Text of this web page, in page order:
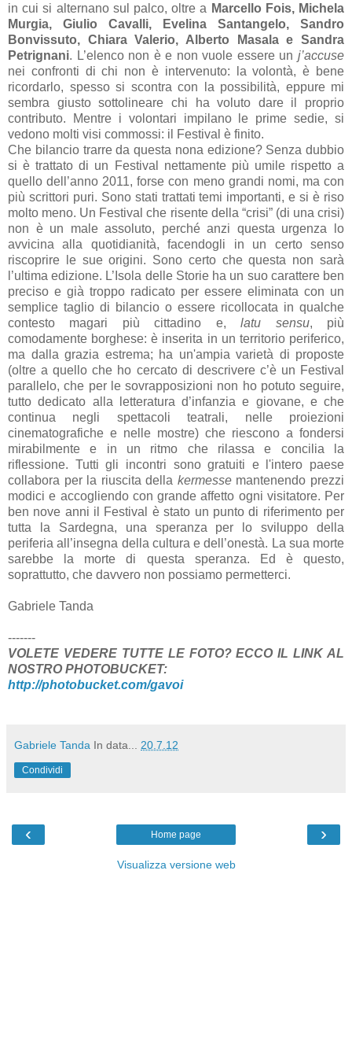
in cui si alternano sul palco, oltre a Marcello Fois, Michela
Murgia, Giulio Cavalli, Evelina Santangelo, Sandro
Bonvissuto, Chiara Valerio, Alberto Masala e Sandra
Petrignani. L’elenco non è e non vuole essere un j’accuse
nei confronti di chi non è intervenuto: la volontà, è bene
ricordarlo, spesso si scontra con la possibilità, eppure mi
sembra giusto sottolineare chi ha voluto dare il proprio
contributo. Mentre i volontari impilano le prime sedie, si
vedono molti visi commossi: il Festival è finito.
Che bilancio trarre da questa nona edizione? Senza dubbio
si è trattato di un Festival nettamente più umile rispetto a
quello dell’anno 2011, forse con meno grandi nomi, ma con
più scrittori puri. Sono stati trattati temi importanti, e si è riso
molto meno. Un Festival che risente della “crisi” (di una crisi)
non è un male assoluto, perché anzi questa urgenza lo
avvicina alla quotidianità, facendogli in un certo senso
riscoprire le sue origini. Sono certo che questa non sarà
l’ultima edizione. L’Isola delle Storie ha un suo carattere ben
preciso e già troppo radicato per essere eliminata con un
semplice taglio di bilancio o essere ricollocata in qualche
contesto magari più cittadino e,latu sensu, più
comodamente borghese: è inserita in un territorio periferico,
ma dalla grazia estrema; ha un'ampia varietà di proposte
(oltre a quello che ho cercato di descrivere c’è un Festival
parallelo, che per le sovrapposizioni non ho potuto seguire,
tutto dedicato alla letteratura d’infanzia e giovane, e che
continua negli spettacoli teatrali, nelle proiezioni
cinematografiche e nelle mostre) che riescono a fondersi
mirabilmente e in un ritmo che rilassa e concilia la
riflessione. Tutti gli incontri sono gratuiti e l'intero paese
collabora per la riuscita della kermessemantenendo prezzi
modici e accogliendo con grande affetto ogni visitatore. Per
ben nove anni il Festival è stato un punto di riferimento per
tutta la Sardegna, una speranza per lo sviluppo della
periferia all’insegna della cultura e dell’onestà. La sua morte
sarebbe la morte di questa speranza. Ed è questo,
soprattutto, che davvero non possiamo permetterci.
Gabriele Tanda
-------
VOLETE VEDERE TUTTE LE FOTO? ECCO IL LINK AL
NOSTRO PHOTOBUCKET:
http://photobucket.com/gavoi
Gabriele Tanda In data... 20.7.12
Condividi
‹ ›
Home page
Visualizza versione web